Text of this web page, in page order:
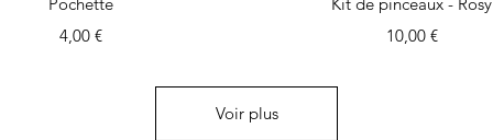
Prix
4,00 €
Prix
10,00 €
Voir plus